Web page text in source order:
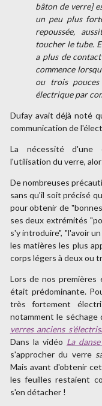
bâton de verre]
un peu plus
repoussée,
toucher le tube.
a plus de
commence
ou trois
électrique par
Dufay avait déjà noté
communication de
La nécessité d'une
l'utilisation du verre,
De nombreuses
sans qu'il soit précisé
pour obtenir de
ses deux extrémités
s'y introduire", "l'avoir
les matières les plus
corps légers à deux ou
Lors de nos premières
était prédominante.
très fortement
notamment le
verres anciens
Dans la vidéo La
s'approcher du verre
Mais avant d'obtenir
les feuilles restaient
s'en détacher !